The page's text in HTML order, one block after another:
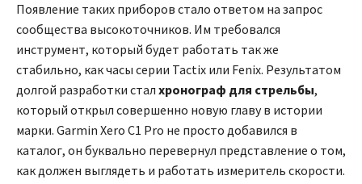
Появление таких приборов стало ответом на запрос
сообщества высокоточников. Им требовался
инструмент, который будет работать так же
стабильно, как часы серии Tactix или Fenix. Результатом
долгой разработки стал хронограф для стрельбы,
который открыл совершенно новую главу в истории
марки. Garmin Xero C1 Pro не просто добавился в
каталог, он буквально перевернул представление о том,
как должен выглядеть и работать измеритель скорости.